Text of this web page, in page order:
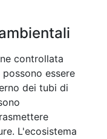
controllata
essere
dei tubi di
L'ecosistema